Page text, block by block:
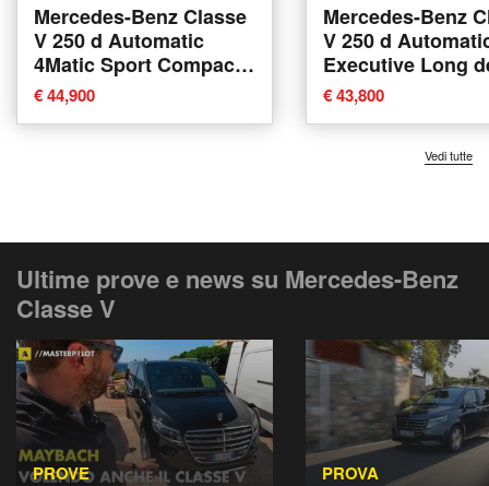
Mercedes-Benz Classe
V 250 d Automatic
4Matic Sport Compact
del 2022 usata a
Bolzano
€ 44,900
Mercedes-Benz
V 250 d
Executive Long
2021 usata a
Sacco
€ 43,800
Vedi tutte
Ultime prove e news su Mercedes-Benz
Classe V
PROVE PROVA